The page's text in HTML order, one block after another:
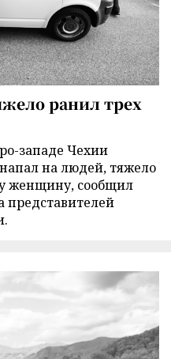
ранил трех
западе Чехии
на людей, тяжело
женщину, сообщил
представителей